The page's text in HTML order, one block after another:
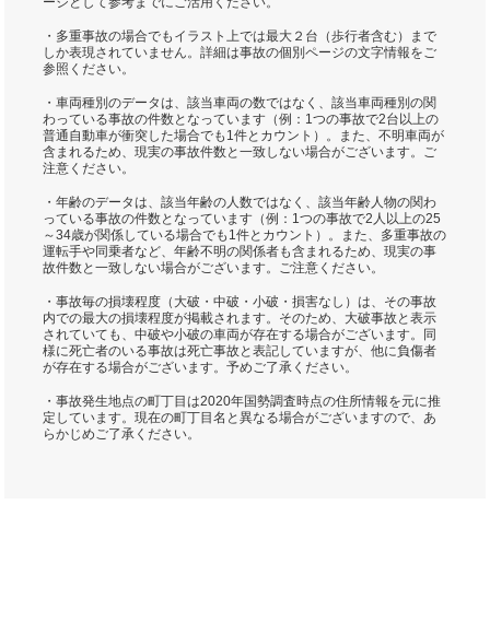
・多重事故の場合でもイラスト上では最大２台（歩行者含む）まで
しか表現されていません。詳細は事故の個別ページの文字情報をご
参照ください。
・車両種別のデータは、該当車両の数ではなく、該当車両種別の関
わっている事故の件数となっています（例：1つの事故で2台以上の
普通自動車が衝突した場合でも1件とカウント）。また、不明車両が
含まれるため、現実の事故件数と一致しない場合がございます。ご
注意ください。
・年齢のデータは、該当年齢の人数ではなく、該当年齢人物の関わ
っている事故の件数となっています（例：1つの事故で2人以上の25
～34歳が関係している場合でも1件とカウント）。また、多重事故の
運転手や同乗者など、年齢不明の関係者も含まれるため、現実の事
故件数と一致しない場合がございます。ご注意ください。
・事故毎の損壊程度（大破・中破・小破・損害なし）は、その事故
内での最大の損壊程度が掲載されます。そのため、大破事故と表示
されていても、中破や小破の車両が存在する場合がございます。同
様に死亡者のいる事故は死亡事故と表記していますが、他に負傷者
が存在する場合がございます。予めご了承ください。
・事故発生地点の町丁目は2020年国勢調査時点の住所情報を元に推
定しています。現在の町丁目名と異なる場合がございますので、あ
らかじめご了承ください。